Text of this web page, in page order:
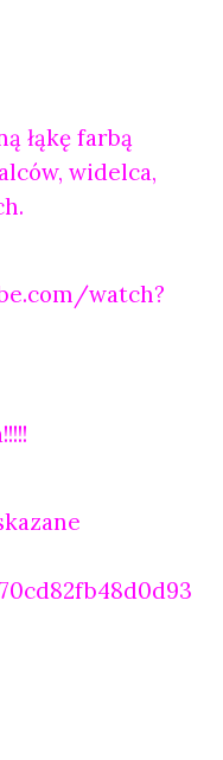
łąkę farbą
widelca,
watch?